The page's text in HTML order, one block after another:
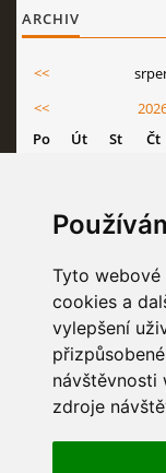
Tyto
cookies a
vylepšení
návštěvnosti
zdroje
ARCHIV
<<
<<
Po
Út St Čt
11 12 13
18 19 20
25 26 27
STATISTIKY